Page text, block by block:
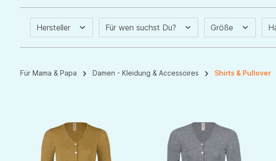
Hersteller Für wen suchst Du? Größe
Für Mama & Papa Damen - Kleidung & Accessoires Shirts & Pullover